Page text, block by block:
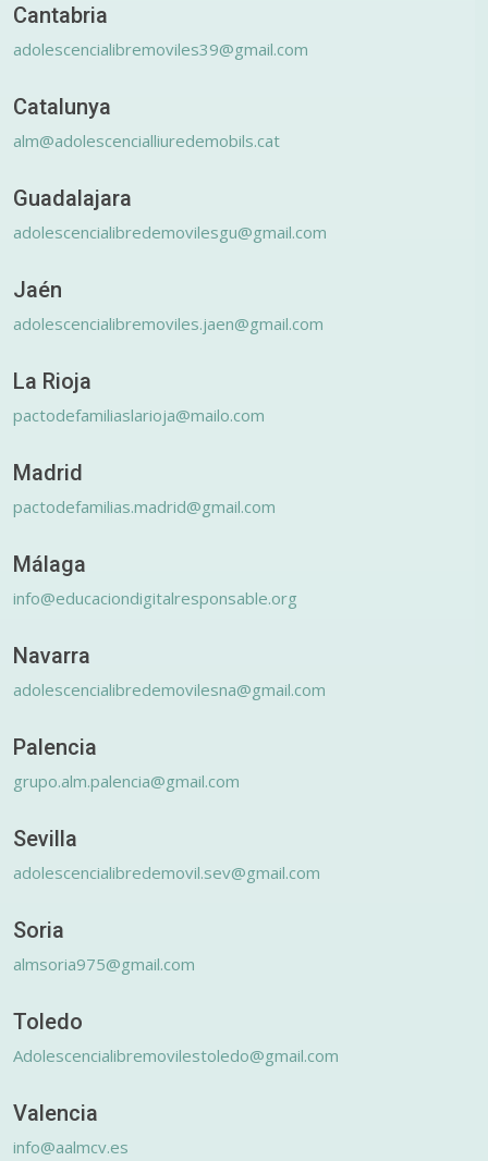
Cantabria
adolescencialibremoviles39@gmail.com
Catalunya
alm@adolescencialliuredemobils.cat
Guadalajara
adolescencialibredemovilesgu@gmail.com
Jaén
adolescencialibremoviles.jaen@gmail.com
La Rioja
pactodefamiliaslarioja@mailo.com
Madrid
pactodefamilias.madrid@gmail.com
Málaga
info@educaciondigitalresponsable.org
Navarra
adolescencialibredemovilesna@gmail.com
Palencia
grupo.alm.palencia@gmail.com
Sevilla
adolescencialibredemovil.sev@gmail.com
Soria
almsoria975@gmail.com
Toledo
Adolescencialibremovilestoledo@gmail.com
Valencia
info@aalmcv.es